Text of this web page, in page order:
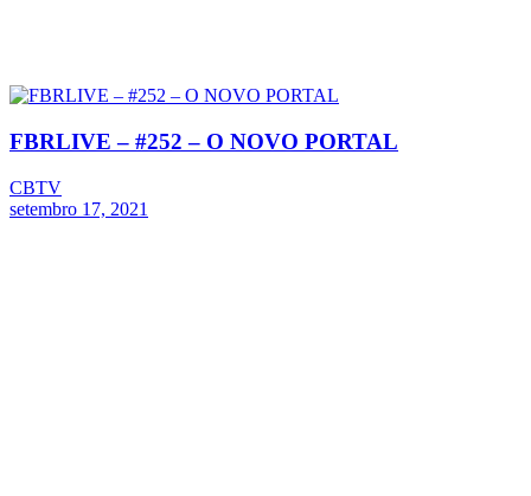
FBRLIVE – #252 – O NOVO PORTAL
CBTV
setembro 17, 2021